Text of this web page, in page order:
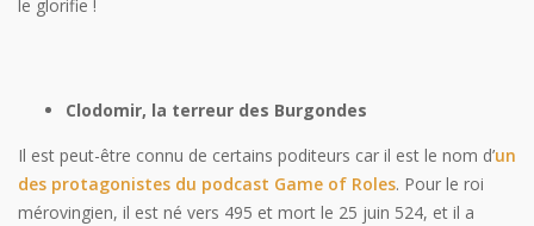
le glorifie !
Clodomir, la terreur des Burgondes
Il est peut-être connu de certains poditeurs car il est le nom d’un
des protagonistes du podcast Game of Roles. Pour le roi
mérovingien, il est né vers 495 et mort le 25 juin 524, et il a